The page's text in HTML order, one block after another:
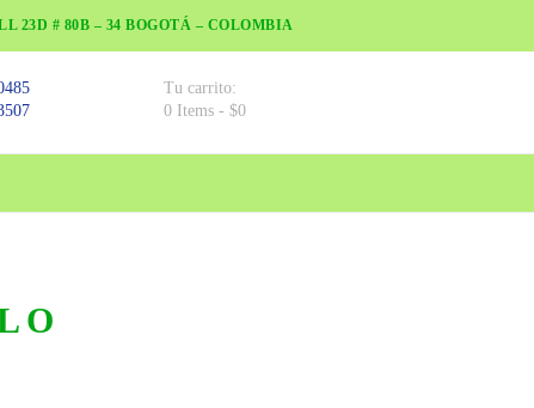
23D # 80B – 34 BOGOTÁ – COLOMBIA
Tu carrito:
0 Items -$0